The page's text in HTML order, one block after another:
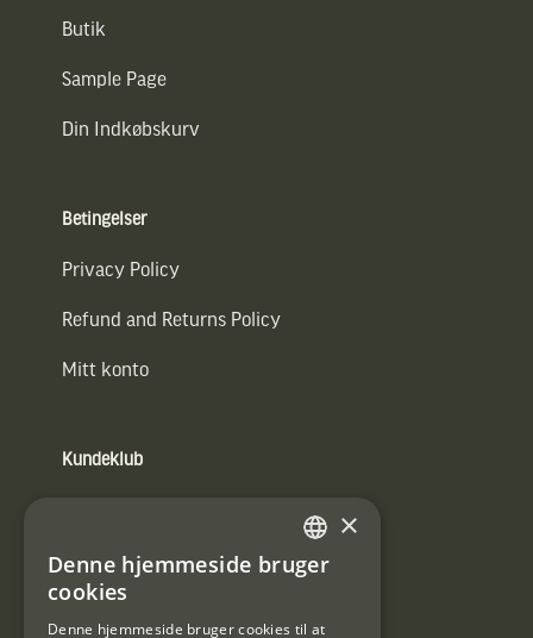
Butik
Sample Page
Din Indkøbskurv
Betingelser
Privacy Policy
Refund and Returns Policy
Mitt konto
Kundeklub
E-
post
SWEDISH
×
Denne hjemmeside bruger
cookies
Denne hjemmeside bruger cookies til at